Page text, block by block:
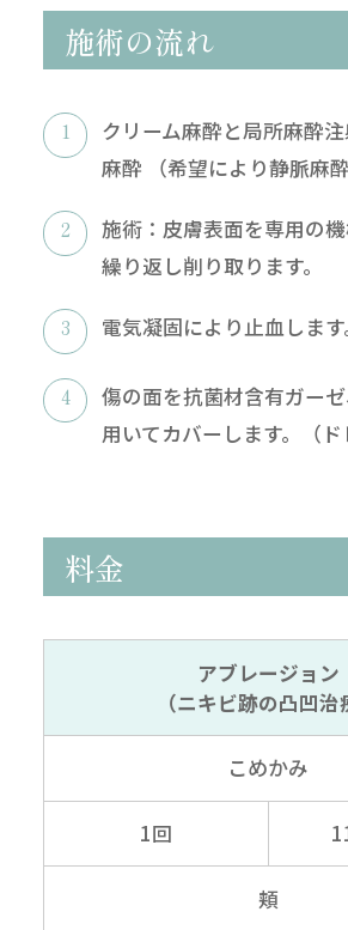
施術の流れ
クリーム麻酔と局所麻酔
麻酔 （希望により静脈麻
施術：皮膚表面を専用の
繰り返し削り取ります。
電気凝固により止血します
傷の面を抗菌材含有ガー
用いてカバーします。（ド
料金
アブレージョン
（ニキビ跡の凸凹治
こめかみ
1回
頬